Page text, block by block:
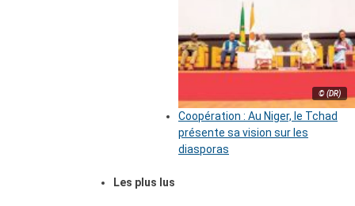
© (DR)
Coopération : Au Niger, le Tchad
présente sa vision sur les
diasporas
Les plus lus